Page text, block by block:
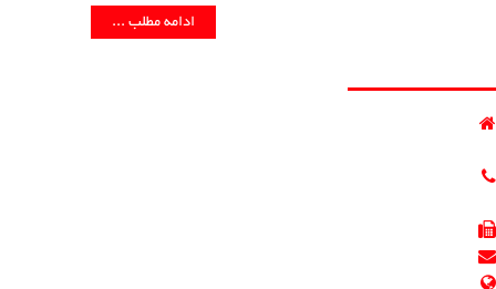
ادامه مطلب ...